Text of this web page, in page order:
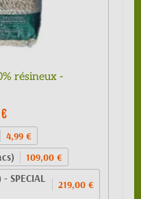
résineux -
4,99 €
109,00 €
SPECIAL
219,00 €